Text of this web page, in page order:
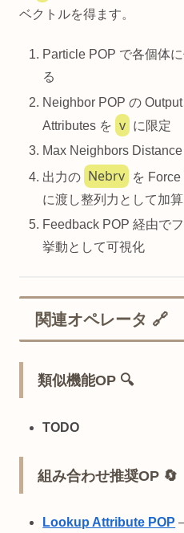
ベクトルを得ます。
Particle POP で各個体
る
Neighbor POP の Output
Attributes を v に限定
Max Neighbors
出力の Nebrv
を
に渡し整列力として加算
Feedback POP 経由で
挙動として可視化
関連オペレータ 🔗
類似機能OP 🔍
TODO
組み合わせ推奨OP 🔄
Lookup Attribute POP